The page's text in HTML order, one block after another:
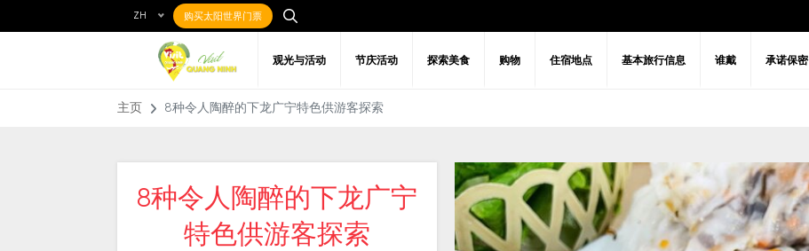
ZH 购买太阳世界门票
观光与活动 节庆活动 探索美食 购物 住宿地点 基本旅行信息 谁戴 承诺保密
最喜欢的目的地 艺术 建筑学 娱乐与放松
当地美食 餐饮场所 夜生活活动
关于广宁 前往广宁 常见问题解答 Visa policy
主页 8种令人陶醉的下龙广宁特色供游客探索
8种令人陶醉的下龙广宁
特色供游客探索